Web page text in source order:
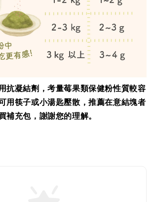
抗凝結劑，考量莓果類保健粉性質較容
用筷子或小湯匙壓散，推薦在意結塊者
補充包，謝謝您的理解。